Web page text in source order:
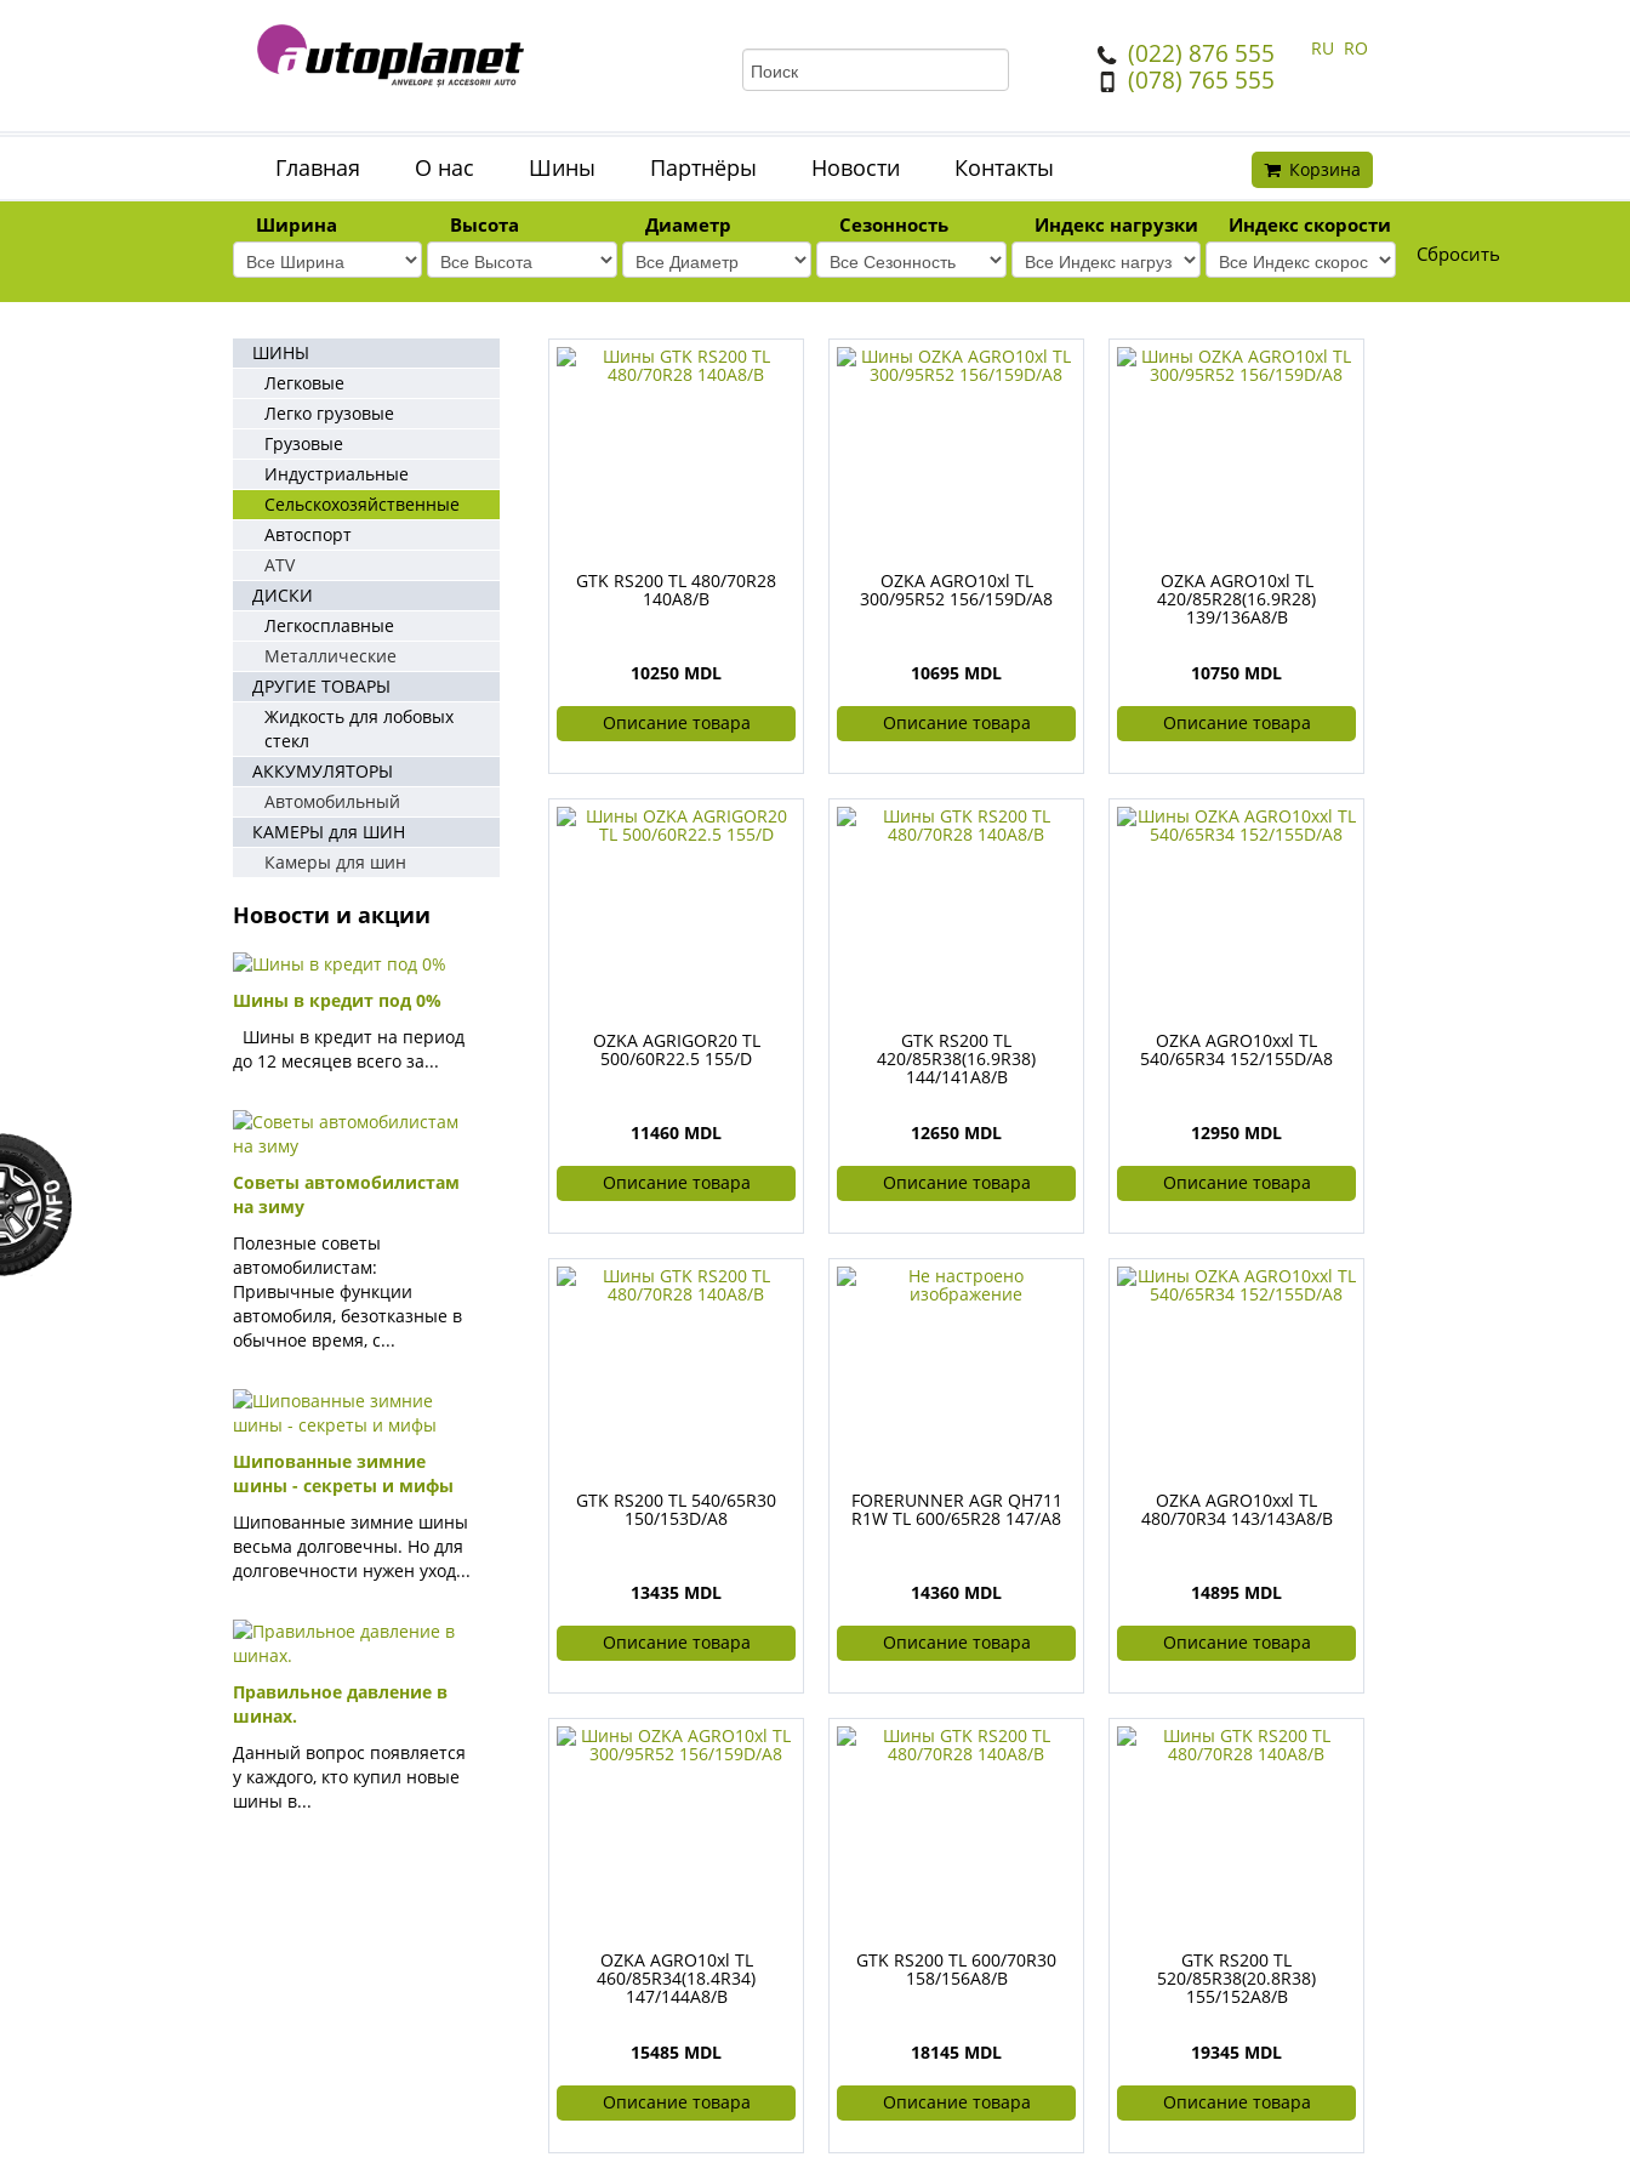
(022) 876 555
(078) 765 555
RU RO
Главная О нас Шины Партнёры Новости Контакты Корзина
Ширина Высота Диаметр Сезонность Индекс нагрузки
Индекс скорости
Сбросить
ШИНЫ
Легковые
Легко грузовые
Грузовые
Индустриальные
Сельскохозяйственные
Автоспорт
ATV
ДИСКИ
Легкосплавные
Металлические
ДРУГИЕ ТОВАРЫ
Жидкость для лобовых
стекл
АККУМУЛЯТОРЫ
Автомобильный
КАМЕРЫ для ШИН
Камеры для шин
Новости и акции
Шины в кредит под 0%
Шины в кредит на период
до 12 месяцев всего за...
Советы автомобилистам
на зиму
Полезные советы
автомобилистам:
Привычные функции
автомобиля, безотказные в
обычное время, с...
Шипованные зимние
шины - секреты и мифы
Шипованные зимние шины
весьма долговечны. Но для
долговечности нужен уход...
Правильное давление в
шинах.
Данный вопрос появляется
у каждого, кто купил новые
шины в...
GTK RS200 TL 480/70R28
140A8/B
10250 MDL
Описание товара
OZKA AGRO10xl TL
300/95R52 156/159D/A8
10695 MDL
Описание товара
OZKA AGRO10xl TL
420/85R28(16.9R28)
139/136A8/B
10750 MDL
Описание товара
OZKA AGRIGOR20 TL
500/60R22.5 155/D
11460 MDL
Описание товара
GTK RS200 TL
420/85R38(16.9R38)
144/141A8/B
12650 MDL
Описание товара
OZKA AGRO10xxl TL
540/65R34 152/155D/A8
12950 MDL
Описание товара
GTK RS200 TL 540/65R30
150/153D/A8
13435 MDL
Описание товара
FORERUNNER AGR QH711
R1W TL 600/65R28 147/A8
14360 MDL
Описание товара
OZKA AGRO10xxl TL
480/70R34 143/143A8/B
14895 MDL
Описание товара
OZKA AGRO10xl TL
460/85R34(18.4R34)
147/144A8/B
15485 MDL
Описание товара
GTK RS200 TL 600/70R30
158/156A8/B
18145 MDL
Описание товара
GTK RS200 TL
520/85R38(20.8R38)
155/152A8/B
19345 MDL
Описание товара